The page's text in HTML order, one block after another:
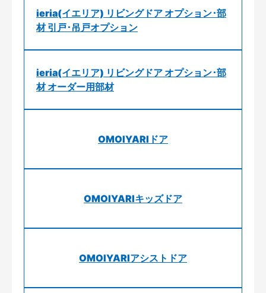
ieria(イエリア) リビングドア オプション･部
材 引戸･吊戸オプション
ieria(イエリア) リビングドア オプション･部
材 オーダー用部材
OMOIYARIドア
OMOIYARIキッズドア
OMOIYARIアシストドア